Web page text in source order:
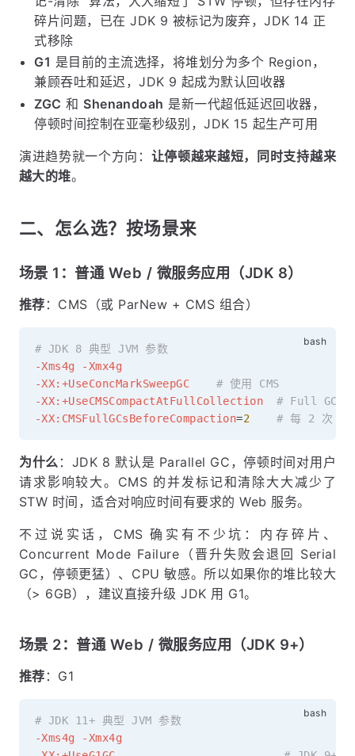
碎片问题，已在 JDK 9 被标记为废弃，JDK 14 正
式移除
G1 是目前的主流选择，将堆划分为多个 Region，
兼顾吞吐和延迟，JDK 9 起成为默认回收器
ZGC 和 Shenandoah 是新一代超低延迟回收器，
停顿时间控制在亚毫秒级别，JDK 15 起生产可用
演进趋势就一个方向： 让停顿越来越短，同时支持越来
越大的堆。
二、怎么选？按场景来
场景 1：普通 Web / 微服务应用（JDK 8）
推荐 ：CMS（或 ParNew + CMS 组合）
# JDK 8 典型 JVM 参数
-Xms4g
-Xmx4g
-XX:+UseConcMarkSweepGC
# 使用 CMS
-XX:+UseCMSCompactAtFullCollection
# Full GC 时
-XX:CMSFullGCsBeforeCompaction=2 # 每 2 次
为什么 ：JDK 8 默认是 Parallel GC，停顿时间对用户
请求影响较大。CMS 的并发标记和清除大大减少了
STW 时间，适合对响应时间有要求的 Web 服务。
不过说实话，CMS 确实有不少坑：内存碎片、
Concurrent Mode Failure（晋升失败会退回 Serial
GC，停顿更猛）、CPU 敏感。所以如果你的堆比较大
（> 6GB），建议直接升级 JDK 用 G1。
场景 2：普通 Web / 微服务应用（JDK 9+）
推荐 ：G1
# JDK 11+ 典型 JVM 参数
-Xms4g
-Xmx4g